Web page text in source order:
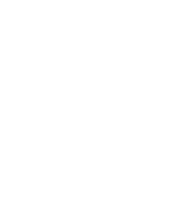
(школа